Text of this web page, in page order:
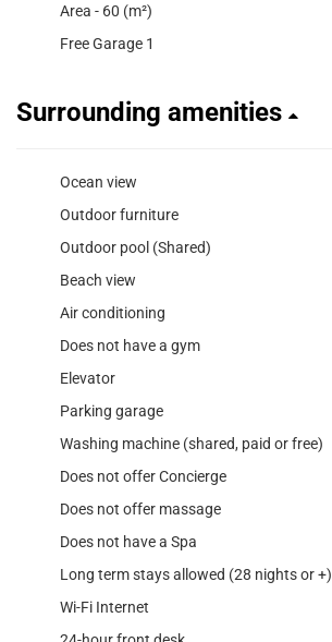
Area - 60 (m²)
Free Garage 1
Surrounding amenities
Ocean view
Outdoor furniture
Outdoor pool (Shared)
Beach view
Air conditioning
Does not have a gym
Elevator
Parking garage
Washing machine (shared, paid or free)
Does not offer Concierge
Does not offer massage
Does not have a Spa
Long term stays allowed (28 nights or +)
Wi-Fi Internet